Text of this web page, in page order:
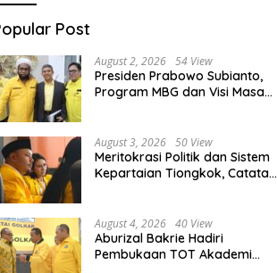
Post
August 2, 2026 54 View
Presiden Prabowo Subianto,
Program MBG dan Visi Masa
August 3, 2026 50 View
Meritokrasi Politik dan Sistem
Kepartaian Tiongkok, Catatan
August 4, 2026 40 View
Aburizal Bakrie Hadiri
Pembukaan TOT Akademi